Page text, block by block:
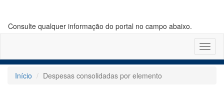
Consulte qualquer informação do portal no campo abaixo.
Início
Despesas consolidadas por elemento